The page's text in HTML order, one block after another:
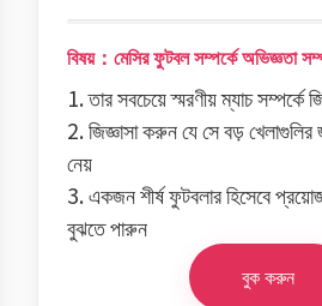
বিষয়：মেসির ফুটবল সম্পর্কে অভিজ্ঞতা
1. তার সবচেয়ে স্মরণীয় ম্যাচ সম্পর্কে
2. জিজ্ঞাসা করুন যে সে বড়
নেয়
3. একজন শীর্ষ ফুটবলার হিসেবে
বুঝতে পারুন
বুক করুন